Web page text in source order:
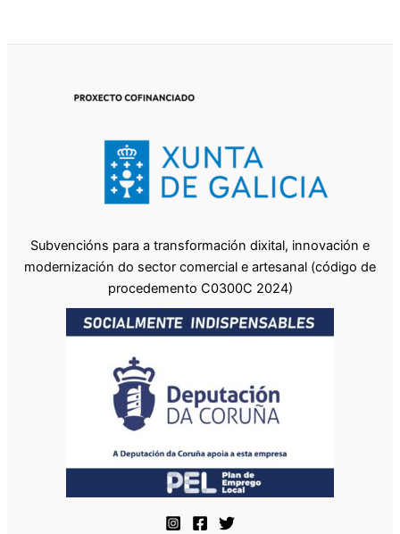
Subvencións para a transformación dixital, innovación e
modernización do sector comercial e artesanal (código de
procedemento C0300C 2024)